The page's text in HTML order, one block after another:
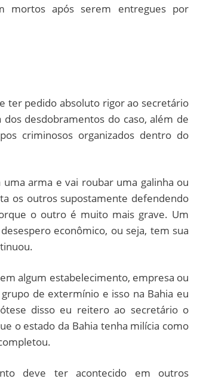
mortos após serem entregues por
ter pedido absoluto rigor ao secretário
dos desdobramentos do caso, além de
criminosos organizados dentro do
arma e vai roubar uma galinha ou
os outros supostamente defendendo
o outro é muito mais grave. Um
econômico, ou seja, tem sua
algum estabelecimento, empresa ou
de extermínio e isso na Bahia eu
disso eu reitero ao secretário o
o estado da Bahia tenha milícia como
deve ter acontecido em outros